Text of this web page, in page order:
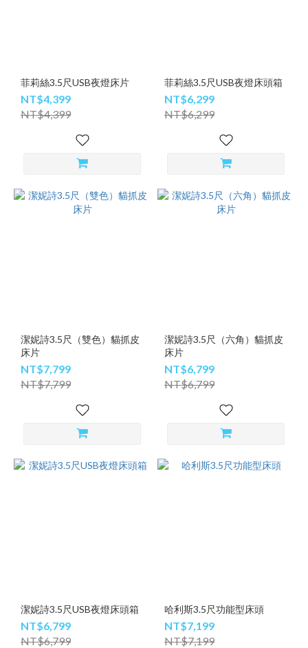
菲莉絲3.5尺USB夜燈床片
NT$4,399
NT$4,399
菲莉絲3.5尺USB夜燈床頭箱
NT$6,299
NT$6,299
潔妮詩3.5尺（雙色）貓抓皮
床片
NT$7,799
NT$7,799
潔妮詩3.5尺（六角）貓抓皮
床片
NT$6,799
NT$6,799
潔妮詩3.5尺USB夜燈床頭箱
NT$6,799
NT$6,799
哈利斯3.5尺功能型床頭
NT$7,199
NT$7,199